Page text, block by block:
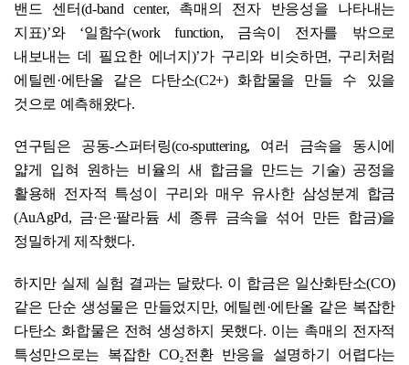
밴드 센터(d-band center, 촉매의 전자 반응성을 나타내는
지표)’와 ‘일함수(work function, 금속이 전자를 밖으로
내보내는 데 필요한 에너지)’가 구리와 비슷하면, 구리처럼
에틸렌·에탄올 같은 다탄소(C2+) 화합물을 만들 수 있을
것으로 예측해왔다.
연구팀은 공동-스퍼터링(co-sputtering, 여러 금속을 동시에
얇게 입혀 원하는 비율의 새 합금을 만드는 기술) 공정을
활용해 전자적 특성이 구리와 매우 유사한 삼성분계 합금
(AuAgPd, 금·은·팔라듐 세 종류 금속을 섞어 만든 합금)을
정밀하게 제작했다.
하지만 실제 실험 결과는 달랐다. 이 합금은 일산화탄소(CO)
같은 단순 생성물은 만들었지만, 에틸렌·에탄올 같은 복잡한
다탄소 화합물은 전혀 생성하지 못했다. 이는 촉매의 전자적
특성만으로는 복잡한 CO₂전환 반응을 설명하기 어렵다는